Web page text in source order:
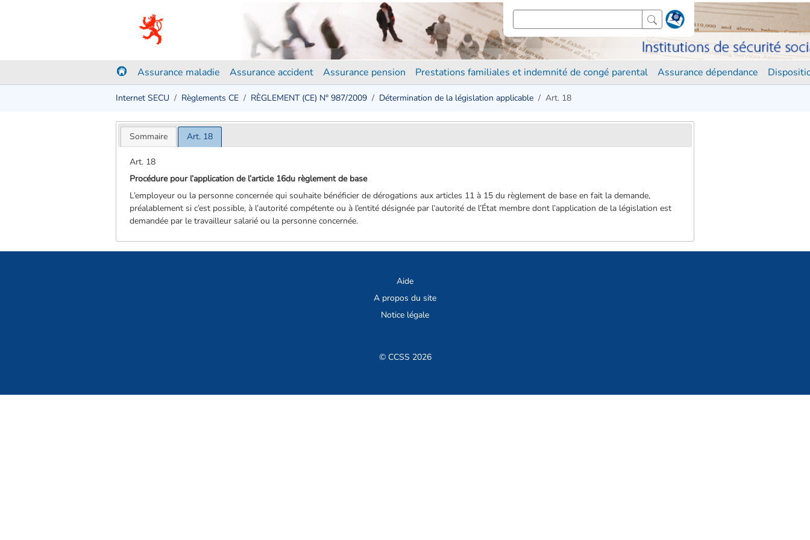
Assurance maladie Assurance accident Assurance pension Prestations familiales et indemnité de congé parental Assurance dépendance
Internet SECU Règlements CE RÈGLEMENT (CE) N° 987/2009 Détermination de la législation applicable Art. 18
Sommaire Art. 18
Art. 18
Procédure pour l’application de l’article 16du règlement de base
L’employeur ou la personne concernée qui souhaite bénéficier de dérogations aux articles 11 à 15 du règlement de base en fait la demande,
préalablement si c’est possible, à l’autorité compétente ou à l’entité désignée par l’autorité de l’État membre dont l’application de la législation est
demandée par le travailleur salarié ou la personne concernée.
Aide
A propos du site
Notice légale
© CCSS 2026